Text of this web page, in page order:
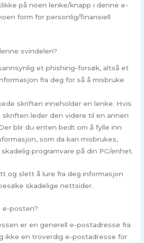
på noen lenke/knapp i denne e-
form for personlig/finansiell
svindelen?
et phishing-forsøk, altså et
fra deg for så å misbruke
skriften inneholder en lenke. Hvis
skriften leder den videre til en annen
blir du enten bedt om å fylle inn
som da kan misbrukes,
programvare på din PC/enhet.
og slett å lure fra deg informasjon
skadelige nettsider.
e-posten?
er en generell e-postadresse fra
ikke en troverdig e-postadresse for